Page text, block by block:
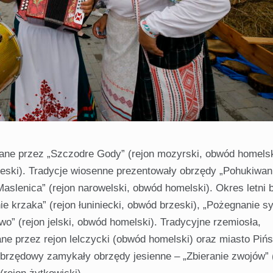
przez „Szczodre Gody” (rejon mozyrski, obwód
Tradycje wiosenne prezentowały obrzędy
(rejon narowelski, obwód homelski). Okres letni
krzaka” (rejon łuniniecki, obwód brzeski), „Pożegnanie
(rejon jelski, obwód homelski). Tradycyjne rzemiosła,
przez rejon lelczycki (obwód homelski) oraz miasto
zamykały obrzędy jesienne – „Zbieranie zwojów”